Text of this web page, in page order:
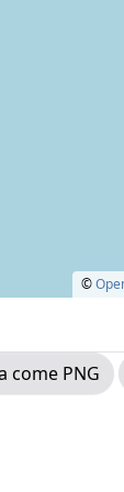
©
come PNG